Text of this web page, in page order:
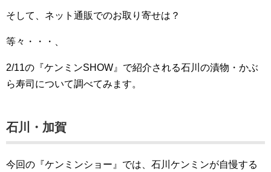
そして、ネット通販でのお取り寄せは？
等々・・・、
2/11の『ケンミンSHOW』で紹介される石川の漬物・かぶ
ら寿司について調べてみます。
石川・加賀
今回の『ケンミンショー』では、石川ケンミンが自慢する